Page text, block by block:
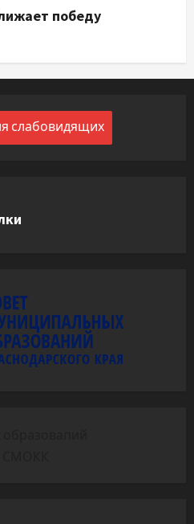
победу
слабовидящих